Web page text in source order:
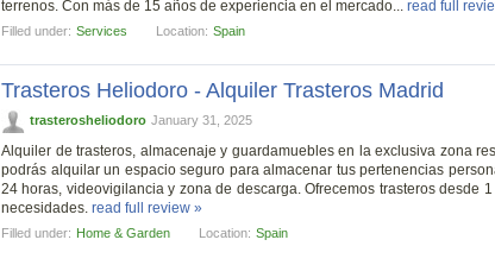
terrenos. Con más de 15 años de experiencia en el mercado... read full
Filled under: Services Location: Spain
Trasteros Heliodoro - Alquiler Trasteros Madrid
trasterosheliodoro January 31, 2025
Alquiler de trasteros, almacenaje y guardamuebles en la exclusiva zona
podrás alquilar un espacio seguro para almacenar tus pertenencias
24 horas, videovigilancia y zona de descarga. Ofrecemos trasteros desde
necesidades. read full review »
Filled under: Home & Garden Location: Spain